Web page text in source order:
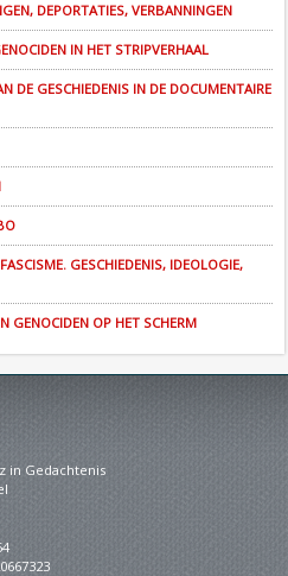
DEPORTATIES, VERBANNINGEN
IN HET STRIPVERHAAL
DE GESCHIEDENIS IN DE DOCUMENTAIRE
GESCHIEDENIS, IDEOLOGIE,
GENOCIDEN OP HET SCHERM
in Gedachtenis